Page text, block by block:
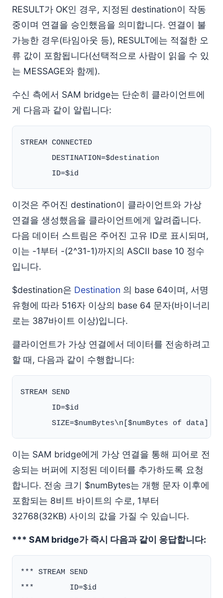
RESULT가 OK인 경우, 지정된 destination이 작동
중이며 연결을 승인했음을 의미합니다. 연결이 불
가능한 경우(타임아웃 등), RESULT에는 적절한 오
류 값이 포함됩니다(선택적으로 사람이 읽을 수 있
는 MESSAGE와 함께).
수신 측에서 SAM bridge는 단순히 클라이언트에
게 다음과 같이 알립니다:
STREAM CONNECTED
       DESTINATION=$destination
이것은 주어진 destination이 클라이언트와 가상
연결을 생성했음을 클라이언트에게 알려줍니다.
다음 데이터 스트림은 주어진 고유 ID로 표시되며,
이는 -1부터 -(2^31-1)까지의 ASCII base 10 정수
입니다.
$destination은 Destination 의 base 64이며, 서명
유형에 따라 516자 이상의 base 64 문자(바이너리
로는 387바이트 이상)입니다.
클라이언트가 가상 연결에서 데이터를 전송하려고
할 때, 다음과 같이 수행합니다:
STREAM SEND
       ID=$id
이는 SAM bridge에게 가상 연결을 통해 피어로 전
송되는 버퍼에 지정된 데이터를 추가하도록 요청
합니다. 전송 크기 $numBytes는 개행 문자 이후에
포함되는 8비트 바이트의 수로, 1부터
32768(32KB) 사이의 값을 가질 수 있습니다.
*** SAM bridge가 즉시 다음과 같이 응답합니다:
*** STREAM SEND
***        ID=$id